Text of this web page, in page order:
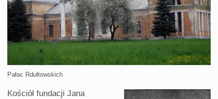
Pałac Rdułtowskich
Kościół fundacji Jana